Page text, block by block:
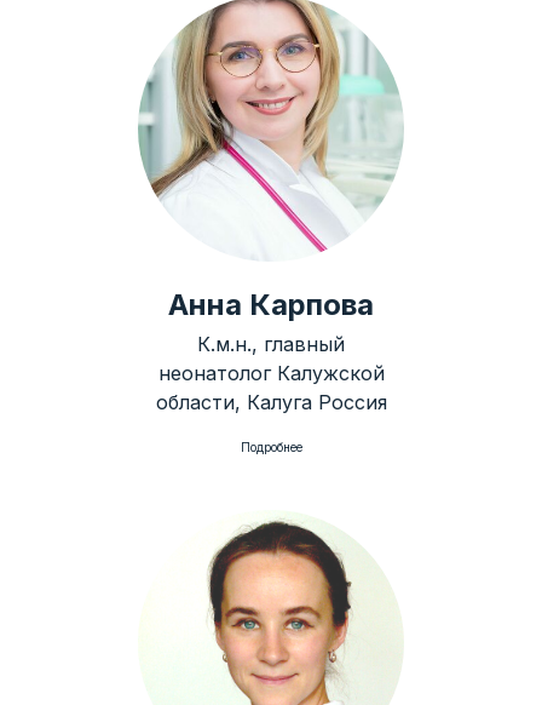
Анна Карпова
К.м.н., главный
неонатолог Калужской
области, Калуга Россия
Подробнее